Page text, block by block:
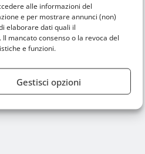
alle informazioni del
e per mostrare annunci (non)
elaborare dati quali il
mancato consenso o la revoca del
e funzioni.
Gestisci opzioni